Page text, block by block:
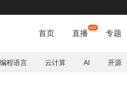
首页 直播 专题
编程语言 云计算 AI 开源